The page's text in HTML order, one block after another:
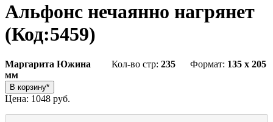
Альфонс нечаянно нагрянет
(Код:5459)
Маргарита Южина Кол-во стр: 235 Формат: 135 x 205
мм
Цена: 1048 руб.